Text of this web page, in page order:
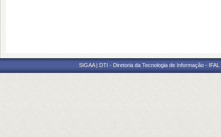
SIGAA | DTI - Diretoria da Tecnologia de Informação -